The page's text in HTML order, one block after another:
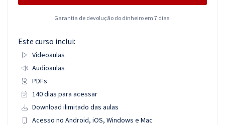
Garantia de devolução do dinheiro em 7 dias.
Este curso inclui:
Videoaulas
Audioaulas
PDFs
140 dias para acessar
Download ilimitado das aulas
Acesso no Android, iOS, Windows e Mac